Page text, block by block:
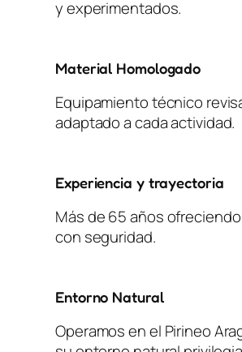
y experimentados.
Material Homologado
Equipamiento técnico
adaptado a cada actividad.
Experiencia y trayectoria
Más de 65 años
con seguridad.
Entorno Natural
Operamos en el Pirineo